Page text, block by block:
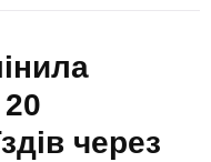
через